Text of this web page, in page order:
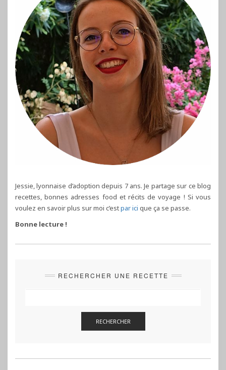
Jessie, lyonnaise d’adoption depuis 7 ans. Je partage sur ce blog
recettes, bonnes adresses food et récits de voyage ! Si vous
voulez en savoir plus sur moi c’estpar ici que ça se passe.
Bonne lecture !
RECHERCHER UNE RECETTE
RECHERCHER